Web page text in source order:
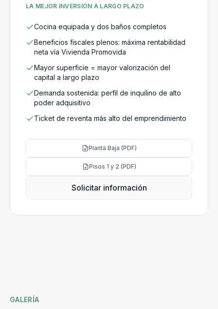
LA MEJOR INVERSIÓN A LARGO PLAZO
Cocina equipada y dos baños completos
Beneficios fiscales plenos: máxima rentabilidad
neta vía Vivienda Promovida
Mayor superficie = mayor valorización del
capital a largo plazo
Demanda sostenida: perfil de inquilino de alto
poder adquisitivo
Ticket de reventa más alto del emprendimiento
Planta Baja (PDF)
Pisos 1 y 2 (PDF)
Solicitar información
GALERÍA